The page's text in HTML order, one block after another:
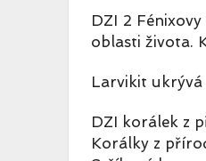
DZI 2
oblasti života.
Larvikit ukrývá
DZI korálek z
Korálky z